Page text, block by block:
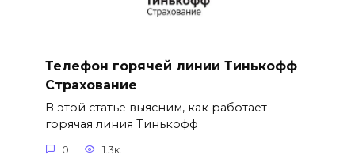
Телефон горячей линии Тинькофф
Страхование
В этой статье выясним, как работает
горячая линия Тинькофф
0 1.3к.